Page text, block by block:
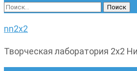
Найти:
nn2x2
Творческая лаборатория 2х2